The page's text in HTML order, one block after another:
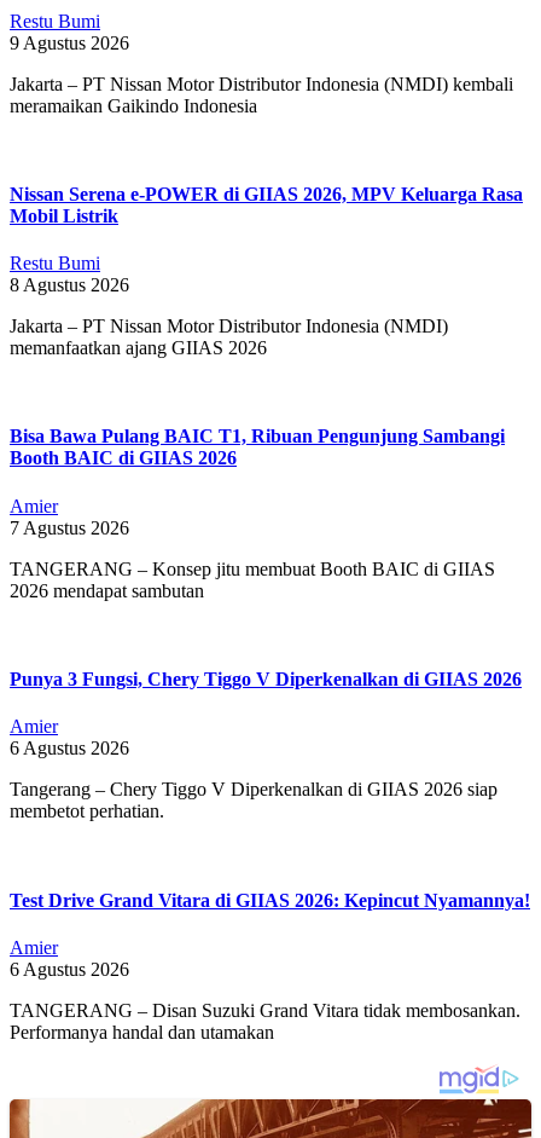
Restu Bumi
9 Agustus 2026
Jakarta – PT Nissan Motor Distributor Indonesia (NMDI) kembali
meramaikan Gaikindo Indonesia
Nissan Serena e-POWER di GIIAS 2026, MPV Keluarga Rasa
Mobil Listrik
Restu Bumi
8 Agustus 2026
Jakarta – PT Nissan Motor Distributor Indonesia (NMDI)
memanfaatkan ajang GIIAS 2026
Bisa Bawa Pulang BAIC T1, Ribuan Pengunjung Sambangi
Booth BAIC di GIIAS 2026
Amier
7 Agustus 2026
TANGERANG – Konsep jitu membuat Booth BAIC di GIIAS
2026 mendapat sambutan
Punya 3 Fungsi, Chery Tiggo V Diperkenalkan di GIIAS 2026
Amier
6 Agustus 2026
Tangerang – Chery Tiggo V Diperkenalkan di GIIAS 2026 siap
membetot perhatian.
Test Drive Grand Vitara di GIIAS 2026: Kepincut Nyamannya!
Amier
6 Agustus 2026
TANGERANG – Disan Suzuki Grand Vitara tidak membosankan.
Performanya handal dan utamakan